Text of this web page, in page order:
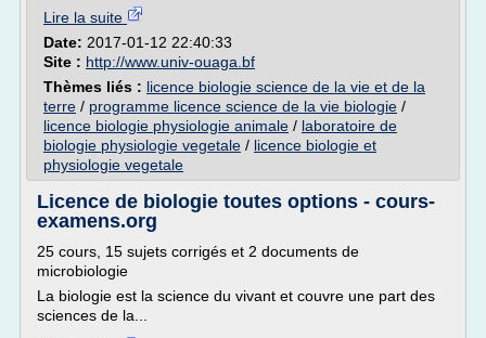
Lire la suite
Date: 2017-01-12 22:40:33
Site : http://www.univ-ouaga.bf
Thèmes liés : licence biologie science de la vie et de la
terre / programme licence science de la vie biologie /
licence biologie physiologie animale / laboratoire de
biologie physiologie vegetale / licence biologie et
physiologie vegetale
Licence de biologie toutes options - cours-
examens.org
25 cours, 15 sujets corrigés et 2 documents de
microbiologie
La biologie est la science du vivant et couvre une part des
sciences de la...